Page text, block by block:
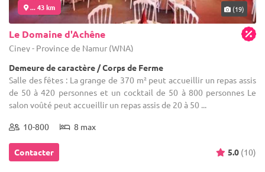
... 43 km (19)
Le Domaine d'Achêne
Ciney - Province de Namur (WNA)
Demeure de caractère / Corps de Ferme
Salle des fêtes : La grange de 370 m² peut accueillir un repas assis
de 50 à 420 personnes et un cocktail de 50 à 800 personnes Le
salon voûté peut accueillir un repas assis de 20 à 50 ...
10-800 8 max
Contacter 5.0 (10)